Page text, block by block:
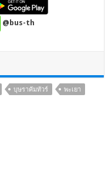
@bus-th
บุษราคัมทัวร์
พะเยา